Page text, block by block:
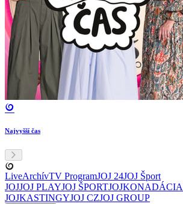
Najvyšší čas
LiveArchívTV ProgramJOJ 24JOJ Šport
JOJJOJ PLAYJOJ ŠPORTJOJKO
JOJKASTINGYJOJ CZJOJ GROUP